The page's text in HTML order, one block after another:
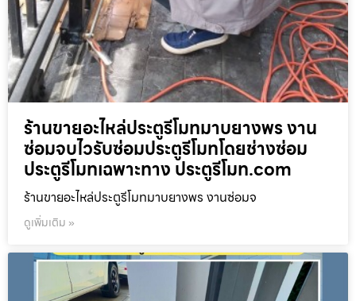
ร้านขายอะไหล่ประตูรีโมทมาบยางพร งาน
ซ่อมจบไวรับซ่อมประตูรีโมทโดยช่างซ่อม
ประตูรีโมทเฉพาะทาง ประตูรีโมท.com
ร้านขายอะไหล่ประตูรีโมทมาบยางพร งานซ่อมจ
ดูเพิ่มเติม »